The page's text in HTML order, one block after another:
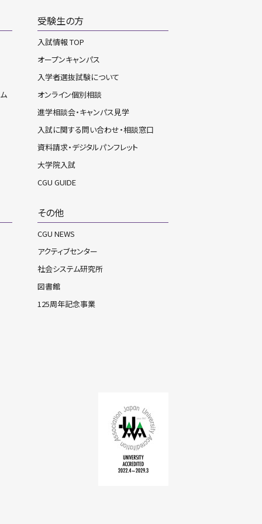
受験生の方
入試情報 TOP
オープンキャンパス
入学者選抜試験について
オンライン個別相談
進学相談会・キャンパス見学
入試に関する問い合わせ・相談窓口
資料請求・デジタルパンフレット
大学院入試
CGU GUIDE
その他
CGU NEWS
アクティブセンター
社会システム研究所
図書館
125周年記念事業